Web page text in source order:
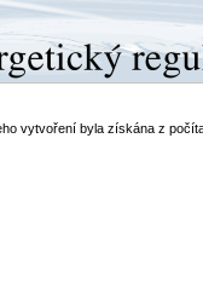
vytvoření byla získána z